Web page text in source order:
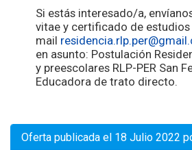
Si estás interesado/a,
vitae y certificado de estudios
mail residencia.rlp.per@gmail.
en asunto: Postulación
y preescolares RLP-PER San
Educadora de trato directo.
Oferta publicada el 18 Julio 2022